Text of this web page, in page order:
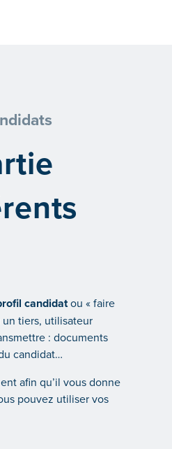
candidatou « faire
tiers, utilisateur
: documents
candidat…
afin qu’il vous donne
pouvez utiliser vos